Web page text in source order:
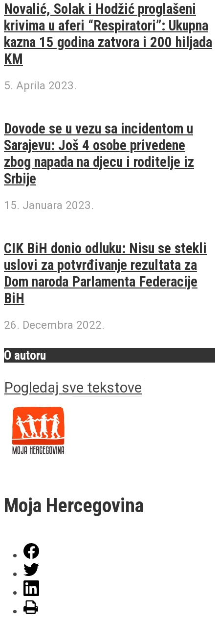
Novalić, Solak i Hodžić proglašeni
krivima u aferi “Respiratori”: Ukupna
kazna 15 godina zatvora i 200 hiljada
KM
5. Aprila 2023.
Dovode se u vezu sa incidentom u
Sarajevu: Još 4 osobe privedene
zbog napada na djecu i roditelje iz
Srbije
15. Januara 2023.
CIK BiH donio odluku: Nisu se stekli
uslovi za potvrđivanje rezultata za
Dom naroda Parlamenta Federacije
BiH
26. Decembra 2022.
O autoru
Pogledaj sve tekstove
Moja Hercegovina